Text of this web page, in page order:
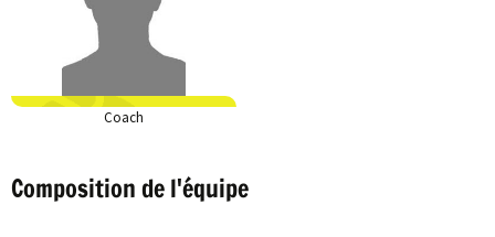
Coach
Composition de l'équipe